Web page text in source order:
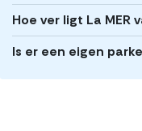
Hoe ver ligt La MER
Is er een eigen